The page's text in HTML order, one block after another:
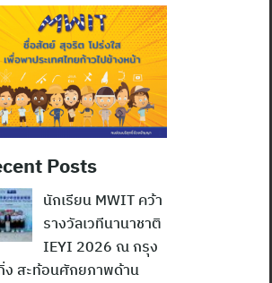
Posts
นักเรียน MWIT คว้า
รางวัลเวทีนานาชาติ
IEYI 2026 ณ กรุง
ง สะท้อนศักยภาพด้าน